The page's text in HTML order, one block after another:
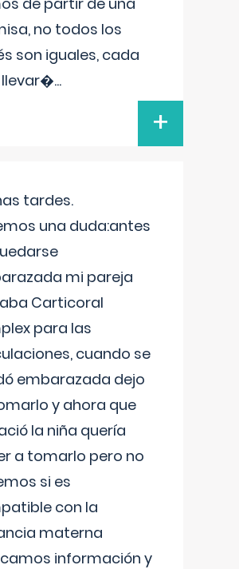
no todos los
son iguales, cada
llevar�...
+
tardes.
una duda:antes
mi pareja
Carticoral
para las
cuando se
embarazada dejo
y ahora que
la niña quería
a tomarlo pero no
si es
con la
materna
información y